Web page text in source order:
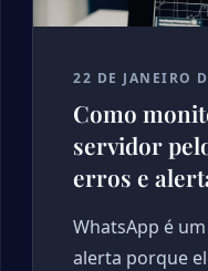
22 DE JANEIRO
Como
servidor
erros e
WhatsApp é
alerta porque